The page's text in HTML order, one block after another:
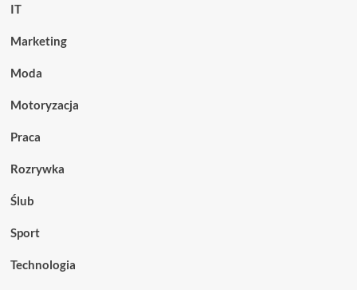
IT
Marketing
Moda
Motoryzacja
Praca
Rozrywka
Ślub
Sport
Technologia